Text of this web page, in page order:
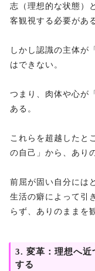
志（理想的な状態）
客観視する必要があ
しかし認識の主体が
はできない。
つまり、肉体や心が
ある。
これらを超越したと
の自己」から、あり
前屈が固い自分には
生活の癖によって引
らず、ありのままを
3. 変革：理想へ近
する